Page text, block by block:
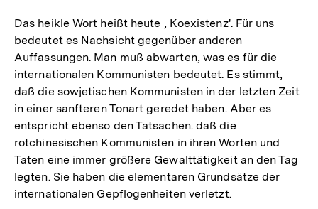
Das heikle Wort heißt heute , Koexistenz'. Für uns
bedeutet es Nachsicht gegenüber anderen
Auffassungen. Man muß abwarten, was es für die
internationalen Kommunisten bedeutet. Es stimmt,
daß die sowjetischen Kommunisten in der letzten Zeit
in einer sanfteren Tonart geredet haben. Aber es
entspricht ebenso den Tatsachen. daß die
rotchinesischen Kommunisten in ihren Worten und
Taten eine immer größere Gewalttätigkeit an den Tag
legten. Sie haben die elementaren Grundsätze der
internationalen Gepflogenheiten verletzt.